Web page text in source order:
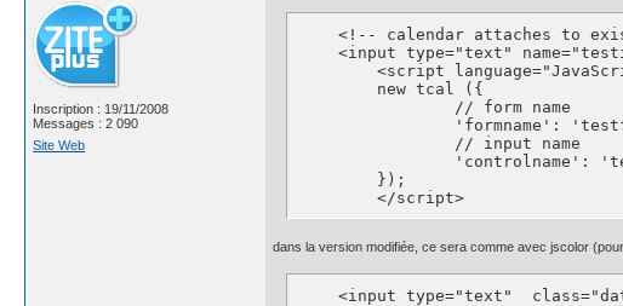
Inscription : 19/11/2008
Messages : 2 090
Site Web
<!-- calendar attaches to
<input type="text"
	</script>
dans la version modifiée, ce sera comme avec jscolor
<input type="text"